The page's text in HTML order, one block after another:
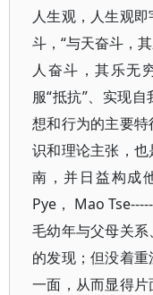
人生观，人生观
斗，“与天奋斗，
人奋斗，其乐无
服“抵抗”、实现
想和行为的主要
识和理论主张，
南，并日益构成
Pye， Mao
毛幼年与父母关
的发现；但没着
一面，从而显得